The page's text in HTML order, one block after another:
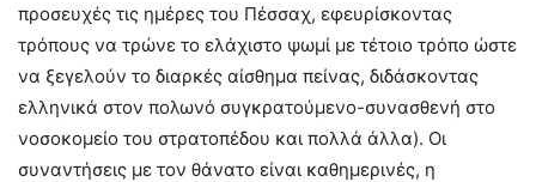
προσευχές τις ημέρες του Πέσσαχ, εφευρίσκοντας
τρόπους να τρώνε το ελάχιστο ψωμί με τέτοιο τρόπο ώστε
να ξεγελούν το διαρκές αίσθημα πείνας, διδάσκοντας
ελληνικά στον πολωνό συγκρατούμενο-συνασθενή στο
νοσοκομείο του στρατοπέδου και πολλά άλλα). Οι
συναντήσεις με τον θάνατο είναι καθημερινές, η